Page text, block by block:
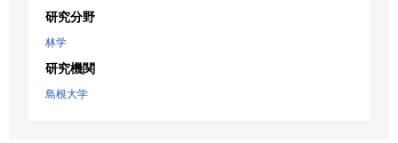
研究分野
林学
研究機関
島根大学